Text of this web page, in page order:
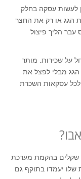
לעשות עסקה בחלק
הגג או רק את החצר
הליך פיצול
על שכירות. מותר
מבלי לפצל את
לכל עסקאות השכרת
שקלים בהקמת מערכת
שלו יעמדו בתוקף גם